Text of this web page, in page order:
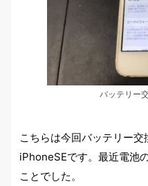
バッテリー
こちらは今回バッテリー
iPhoneSEです。最近電池
ことでした。